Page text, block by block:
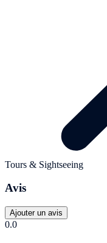
Tours & Sightseeing
Avis
Ajouter un avis
0.0